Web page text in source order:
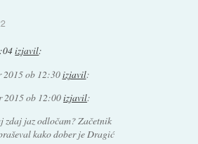
izjavil:
2015 ob 12:30izjavil:
2015 ob 12:00izjavil:
zdaj jaz odločam? Začetnik
kako dober je Dragić